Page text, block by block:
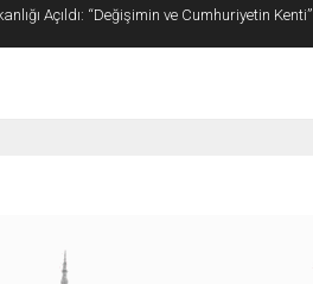
Açıldı: “Değişimin ve Cumhuriyetin Kenti”
GRAM ALTIN